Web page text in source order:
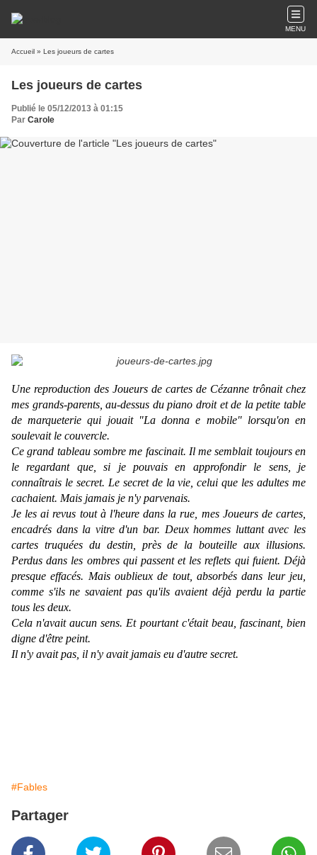
MENU
Accueil » Les joueurs de cartes
Les joueurs de cartes
Publié le 05/12/2013 à 01:15
Par Carole
Une reproduction des Joueurs de cartes de Cézanne trônait chez
mes grands-parents, au-dessus du piano droit et de la petite table
de marqueterie qui jouait "La donna e mobile" lorsqu'on en
soulevait le couvercle.
Ce grand tableau sombre me fascinait. Il me semblait toujours en
le regardant que, si je pouvais en approfondir le sens, je
connaîtrais le secret. Le secret de la vie, celui que les adultes me
cachaient. Mais jamais je n'y parvenais.
Je les ai revus tout à l'heure dans la rue, mes Joueurs de cartes
encadrés dans la vitre d'un bar. Deux hommes luttant avec les
cartes truquées du destin, près de la bouteille aux illusions.
Perdus dans les ombres qui passent et les reflets qui fuient. Déjà
presque effacés. Mais oublieux de tout, absorbés dans leur jeu,
comme s'ils ne savaient pas qu'ils avaient déjà perdu la partie
tous les deux.
Cela n'avait aucun sens. Et pourtant c'était beau, fascinant, bien
digne d'être peint.
Il n'y avait pas, il n'y avait jamais eu d'autre secret.
#Fables
Partager